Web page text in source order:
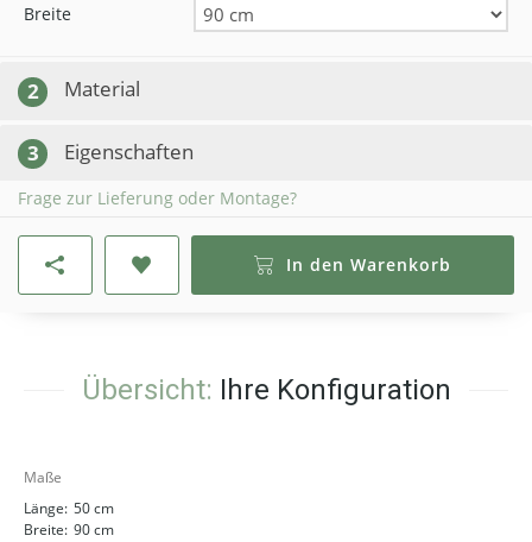
Breite
2 Material
3 Eigenschaften
Frage zur Lieferung oder Montage?
In den Warenkorb
Übersicht: Ihre Konfiguration
Maße
Länge: 50 cm
Breite: 90 cm